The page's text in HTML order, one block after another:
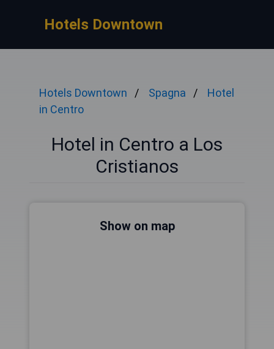
Hotels Downtown
Hotels Downtown Spagna
Hotel
in Centro
Hotel in Centro a Los
Cristianos
Show on map